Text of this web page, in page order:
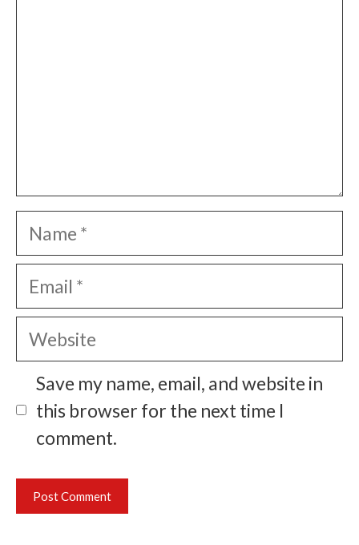
Name
Email
Website
Save my name, email, and website in
this browser for the next time I
comment.